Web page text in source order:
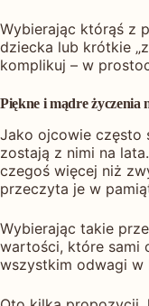
Wybierając którąś z
dziecka lub krótkie
komplikuj – w
Piękne i mądre życzenia
Jako ojcowie często
zostają z nimi na
czegoś więcej niż
przeczyta je w
Wybierając takie
wartości, które sami
wszystkim odwagi w